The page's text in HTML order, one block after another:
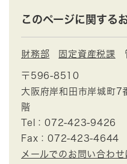
このページに関する
財務部 固定資産税課
〒596-8510
大阪府岸和田市岸城町
階
Tel：072-423-9426
Fax：072-423-4644
メールでのお問い合わ